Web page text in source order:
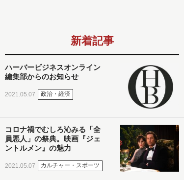
新着記事
ハーバービジネスオンライン
編集部からのお知らせ
2021.05.07 政治・経済
コロナ禍でむしろ沁みる「全
員悪人」の祭典。映画『ジェ
ントルメン』の魅力
2021.05.07 カルチャー・スポーツ